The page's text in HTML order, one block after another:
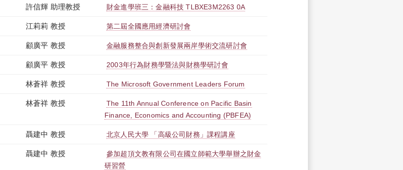
許信輝 助理教授 財金進學班三：金融科技 TLBXE3M2263 0A
江莉莉 教授 第二屆全國應用經濟研討會
顧廣平 教授 金融服務整合與創新發展兩岸學術交流研討會
顧廣平 教授 2003年行為財務學暨法與財務學研討會
林蒼祥 教授 The Microsoft Government Leaders Forum
林蒼祥 教授
The 11th Annual Conference on Pacific Basin
Finance, Economics and Accounting (PBFEA)
聶建中 教授 北京人民大學 「高級公司財務」課程講座
聶建中 教授
參加超頂文教有限公司在國立師範大學舉辦之財金
研習營